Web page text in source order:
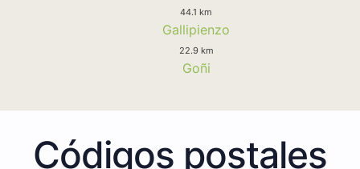
44.1 km
Gallipienzo
22.9 km
Goñi
Códigos postales